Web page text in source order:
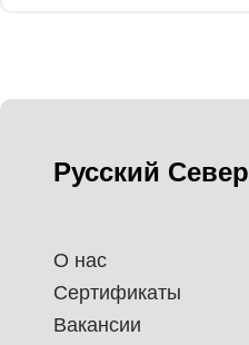
Русский Север
О нас
Сертификаты
Вакансии